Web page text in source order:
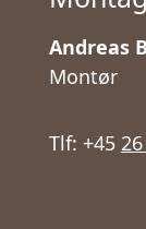
Andreas
Montør
Tlf: +45